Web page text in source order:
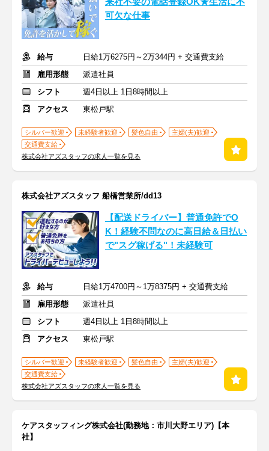
可欠な仕事
給与
日給1万6275円～2万344円 + 交通費支給
雇用形態
派遣社員
シフト
週4日以上 1日8時間以上
アクセス
東松戸駅
シルバー歓迎 未経験者歓迎 髪色自由
主婦(夫)歓迎
交通費支給
株式会社アズスタッフの求人一覧を見る
株式会社アズスタッフ 船橋営業所/dd13
【配送ドライバー】普通免許でO
K！経験不問なのに高日給＆日払い
で"スグ稼げる"！未経験可
給与
日給1万4700円～1万8375円 + 交通費支給
雇用形態
派遣社員
シフト
週4日以上 1日8時間以上
アクセス
東松戸駅
シルバー歓迎 未経験者歓迎 髪色自由
主婦(夫)歓迎
交通費支給
株式会社アズスタッフの求人一覧を見る
ケアスタッフィング株式会社(勤務地：市川大野エリア)【本
社】